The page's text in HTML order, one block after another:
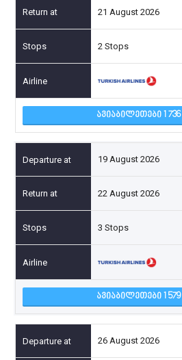
21 August 2026
2 Stops
ᲐᲕᲘᲐᲑᲘᲚᲔᲗᲔᲑᲘ 1 736
19 August 2026
22 August 2026
3 Stops
ᲐᲕᲘᲐᲑᲘᲚᲔᲗᲔᲑᲘ 1 579
26 August 2026